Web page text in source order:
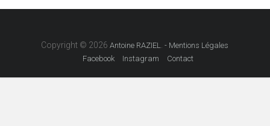
Copyright © 2026Antoine RAZIEL. - Mentions Légales
Facebook
Instagram Contact